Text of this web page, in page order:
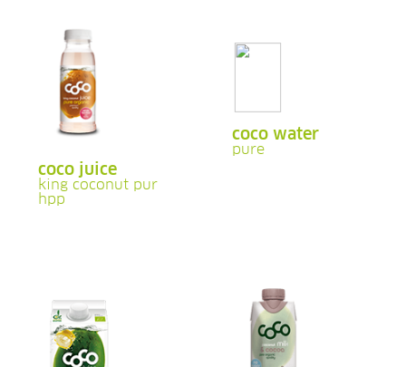
coco juice
king coconut pur
hpp
coco water
pure